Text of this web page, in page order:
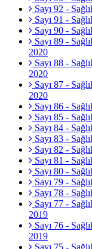
Sayı 92 -
Sayı 91 -
Sayı 90 -
Sayı 89 -
2020
Sayı 88 -
2020
Sayı 87 -
2020
Sayı 86 -
Sayı 85 -
Sayı 84 -
Sayı 83 -
Sayı 82 -
Sayı 81 -
Sayı 80 -
Sayı 79 -
Sayı 78 -
Sayı 77 -
2019
Sayı 76 -
2019
Sayı 75 -